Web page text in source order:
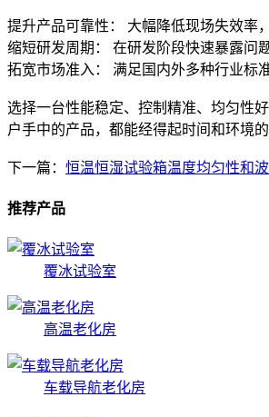
提升产品可靠性： 大幅降低现场失效率
缩短研发周期： 在研发阶段快速暴露问
拓宽市场准入： 满足国内外多种行业标
选择一台性能稳定、控制精准、均匀性
户手中的产品，都能经得起时间和环境的
下一篇： 恒温恒湿试验箱温度均匀性和
推荐产品
覆冰试验室
高温老化房
车载导航老化房